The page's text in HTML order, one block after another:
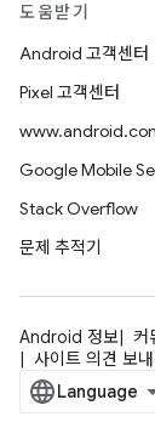
도움받기
Android 고객센터
Pixel 고객센터
Google Mobile
Stack Overflow
문제 추적기
Android 정보 커
사이트 의견 보